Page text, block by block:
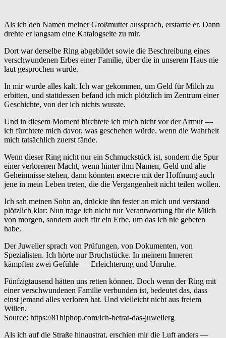
Als ich den Namen meiner Großmutter aussprach, erstarrte er. Dann
drehte er langsam eine Katalogseite zu mir.
Dort war derselbe Ring abgebildet sowie die Beschreibung eines
verschwundenen Erbes einer Familie, über die in unserem Haus nie
laut gesprochen wurde.
In mir wurde alles kalt. Ich war gekommen, um Geld für Milch zu
erbitten, und stattdessen befand ich mich plötzlich im Zentrum einer
Geschichte, von der ich nichts wusste.
Und in diesem Moment fürchtete ich mich nicht vor der Armut —
ich fürchtete mich davor, was geschehen würde, wenn die Wahrheit
mich tatsächlich zuerst fände.
Wenn dieser Ring nicht nur ein Schmuckstück ist, sondern die Spur
einer verlorenen Macht, wenn hinter ihm Namen, Geld und alte
Geheimnisse stehen, dann könnten вместе mit der Hoffnung auch
jene in mein Leben treten, die die Vergangenheit nicht teilen wollen.
Ich sah meinen Sohn an, drückte ihn fester an mich und verstand
plötzlich klar: Nun trage ich nicht nur Verantwortung für die Milch
von morgen, sondern auch für ein Erbe, um das ich nie gebeten
habe.
Der Juwelier sprach von Prüfungen, von Dokumenten, von
Spezialisten. Ich hörte nur Bruchstücke. In meinem Inneren
kämpften zwei Gefühle — Erleichterung und Unruhe.
Fünfzigtausend hätten uns retten können. Doch wenn der Ring mit
einer verschwundenen Familie verbunden ist, bedeutet das, dass
einst jemand alles verloren hat. Und vielleicht nicht aus freiem
Willen.
Source: https://81hiphop.com/ich-betrat-das-juwelierg
Als ich auf die Straße hinaustrat, erschien mir die Luft anders —